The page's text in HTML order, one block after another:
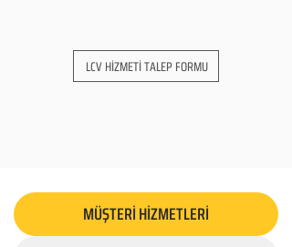
LCV HİZMETİ TALEP FORMU
MÜŞTERİ HİZMETLERİ